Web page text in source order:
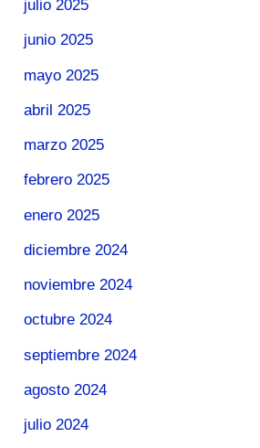
julio 2025
junio 2025
mayo 2025
abril 2025
marzo 2025
febrero 2025
enero 2025
diciembre 2024
noviembre 2024
octubre 2024
septiembre 2024
agosto 2024
julio 2024